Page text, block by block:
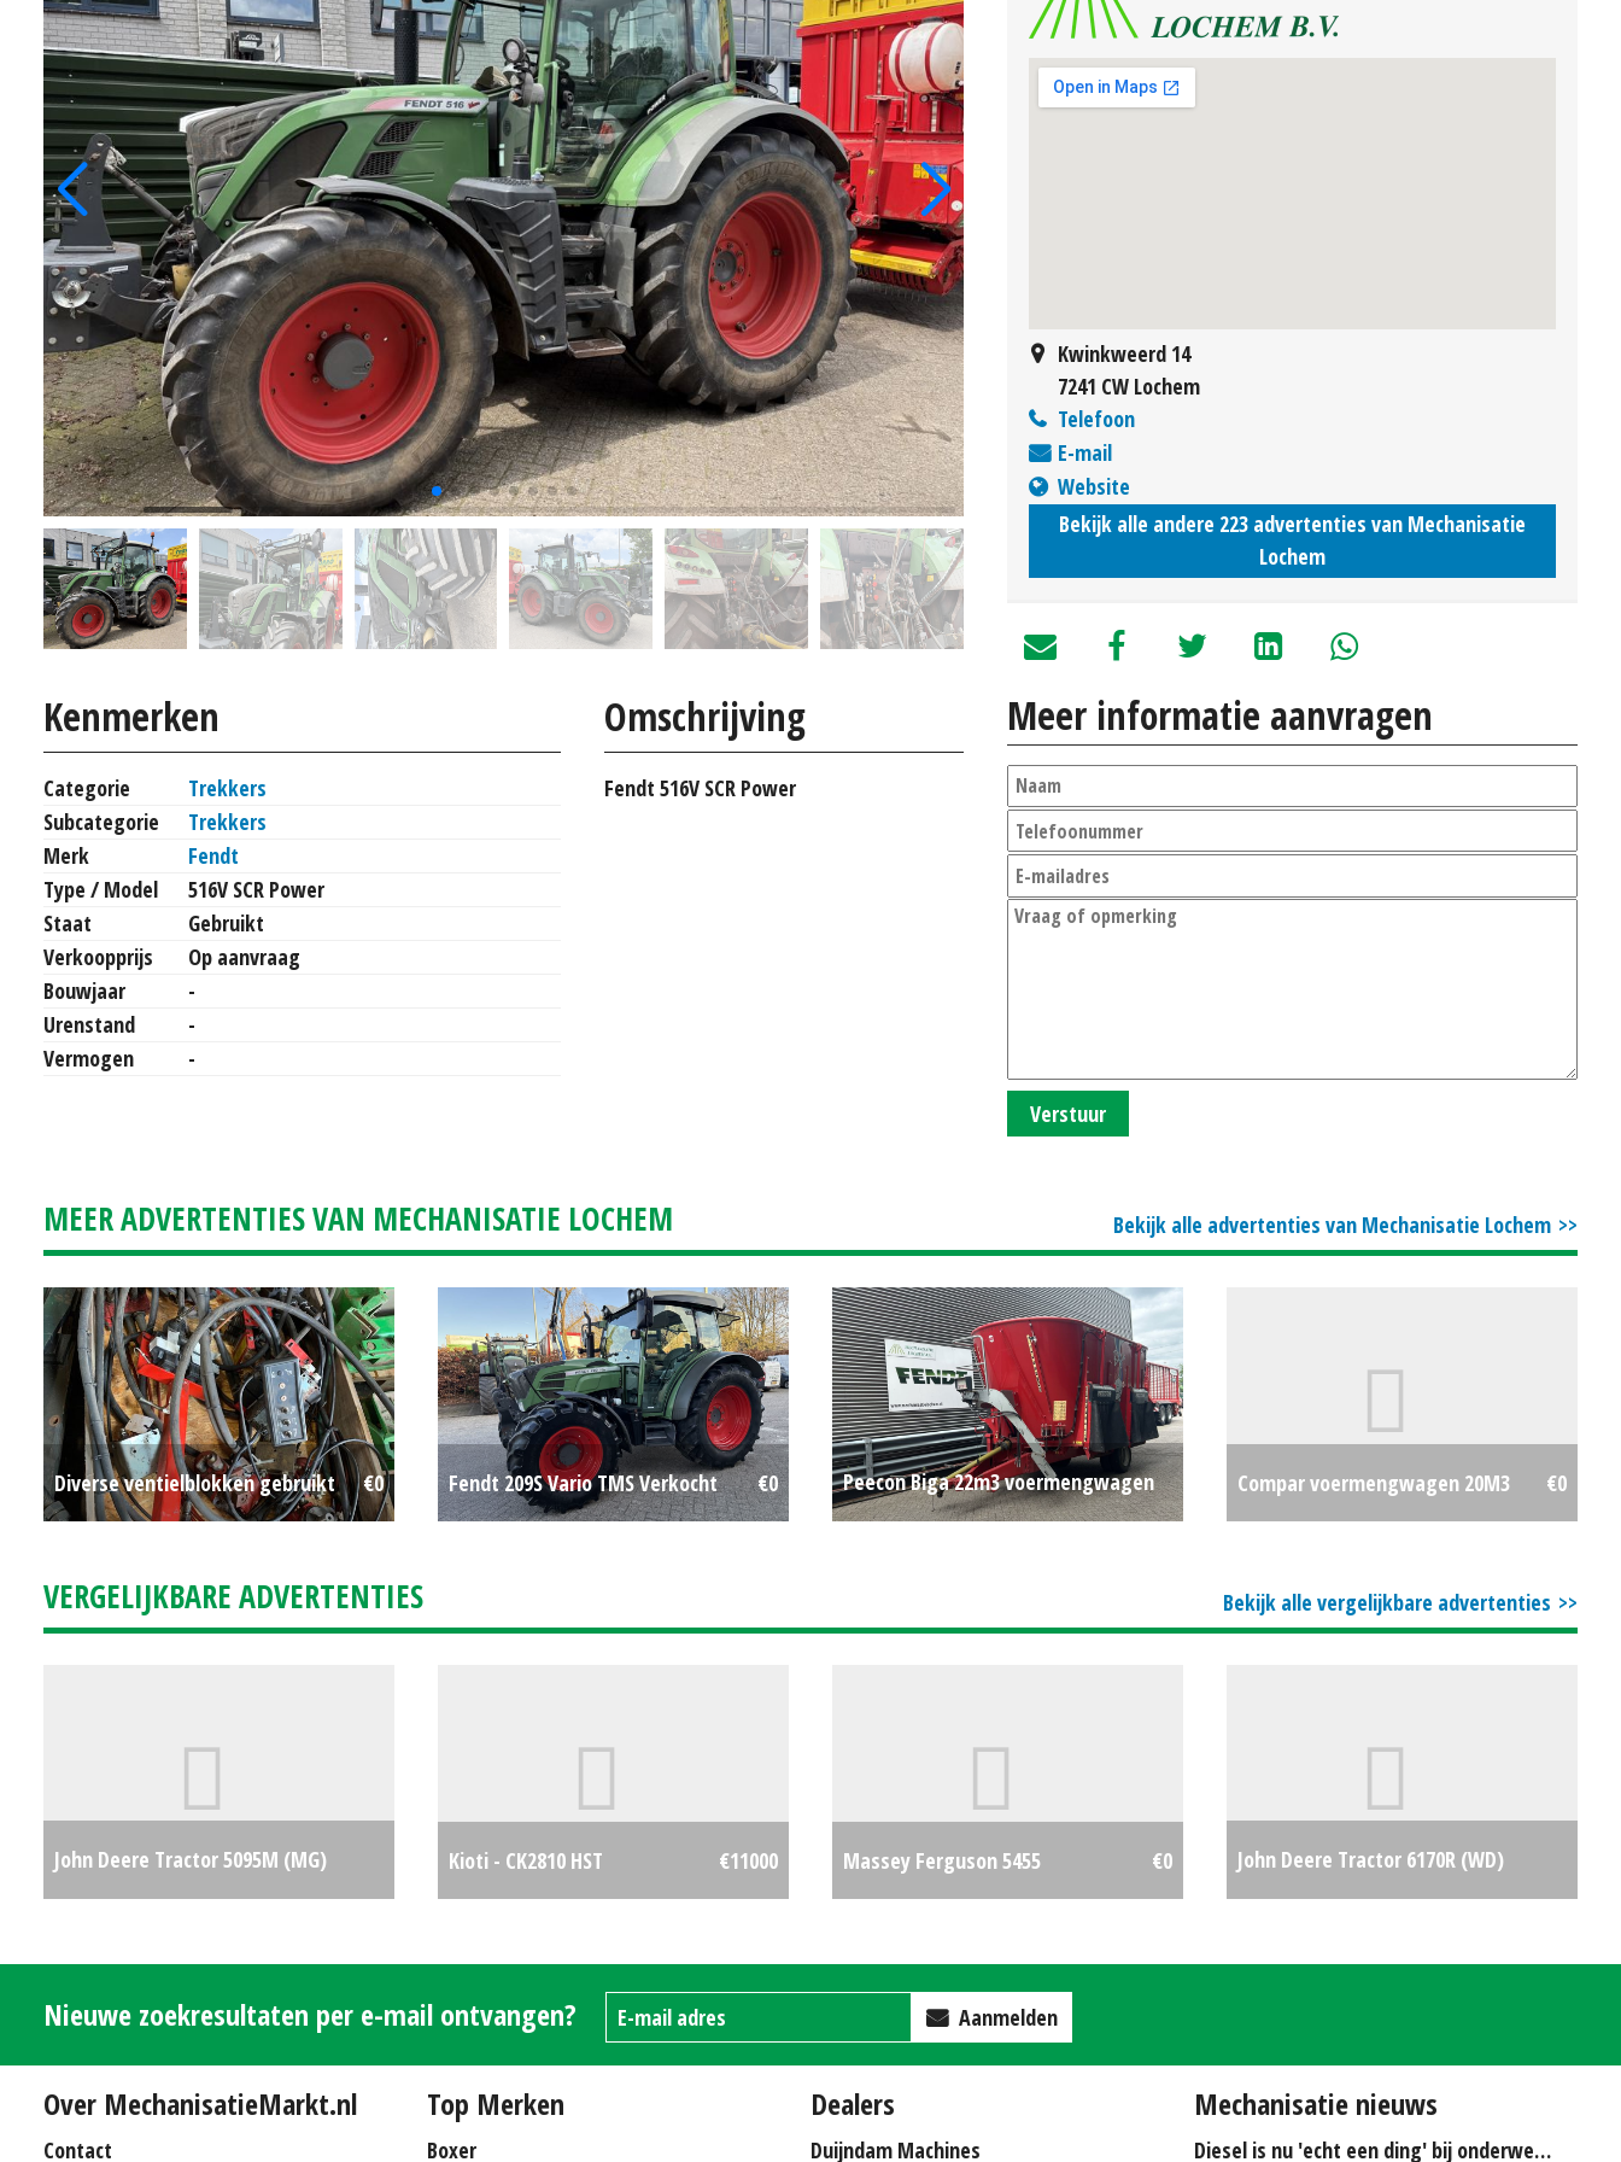
Kenmerken
Categorie
Trekkers
Subcategorie
Trekkers
Merk
Fendt
Type / Model
516V SCR Power
Staat
Gebruikt
Verkoopprijs
Op aanvraag
Bouwjaar
-
Urenstand
-
Vermogen
-
Omschrijving
Fendt 516V SCR Power
Kwinkweerd 14
7241 CW Lochem
Telefoon
E-mail
Website
Bekijk alle andere 223 advertenties van Mechanisatie
Lochem
Meer informatie aanvragen
Verstuur
Bekijk alle advertenties van Mechanisatie Lochem
MEER ADVERTENTIES VAN MECHANISATIE LOCHEM
Diverse ventielblokken gebruikt €0 Fendt 209S Vario TMS Verkocht €0
Peecon Biga 22m3 voermengwagen
Compar voermengwagen 20M3 €0
Bekijk alle vergelijkbare advertenties
VERGELIJKBARE ADVERTENTIES
John Deere Tractor 5095M (MG)
Kioti - CK2810 HST €11000 Massey Ferguson 5455 €0
John Deere Tractor 6170R (WD)
Nieuwe zoekresultaten per e-mail ontvangen? Aanmelden
Over MechanisatieMarkt.nl
Contact
Top Merken
Boxer
Dealers
Duijndam Machines
Mechanisatie nieuws
Diesel is nu 'echt een ding' bij onderwerken